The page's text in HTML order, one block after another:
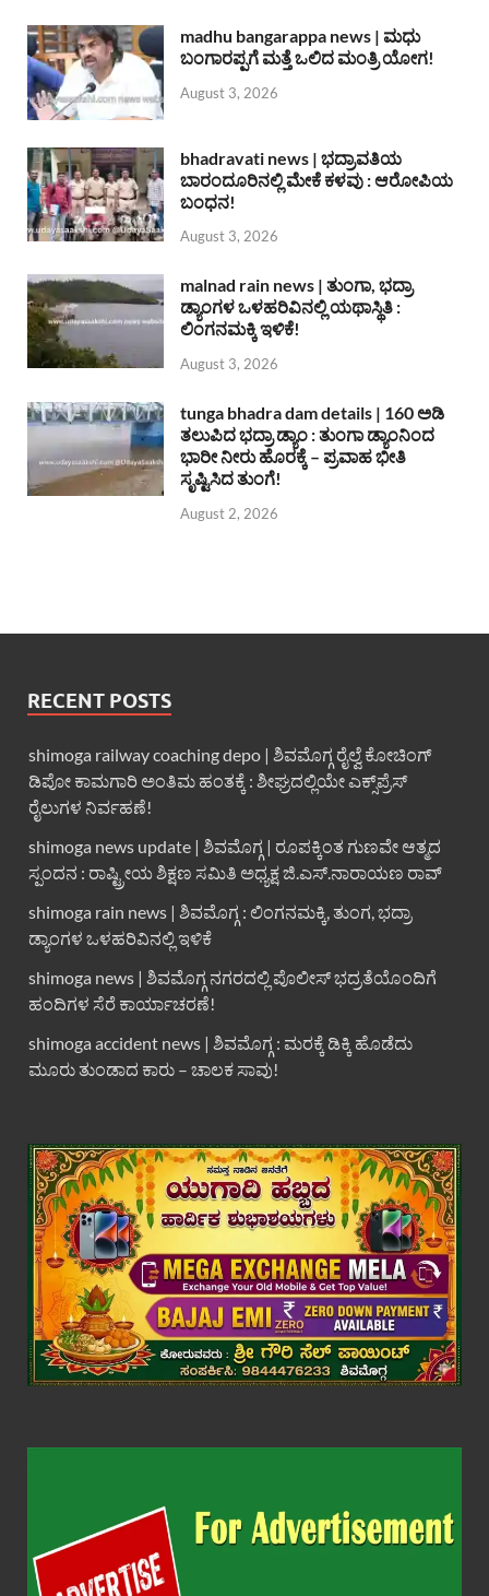
madhu bangarappa news | ಮಧು
ಬಂಗಾರಪ್ಪಗೆ ಮತ್ತೆ ಒಲಿದ ಮಂತ್ರಿ ಯೋಗ!
August 3, 2026
bhadravati news | ಭದ್ರಾವತಿಯ
ಬಾರಂದೂರಿನಲ್ಲಿ ಮೇಕೆ ಕಳವು : ಆರೋಪಿಯ
ಬಂಧನ!
August 3, 2026
malnad rain news | ತುಂಗಾ, ಭದ್ರಾ
ಡ್ಯಾಂಗಳ ಒಳಹರಿವಿನಲ್ಲಿ ಯಥಾಸ್ಥಿತಿ :
ಲಿಂಗನಮಕ್ಕಿ ಇಳಿಕೆ!
August 3, 2026
tunga bhadra dam details | 160 ಅಡಿ
ತಲುಪಿದ ಭದ್ರಾ ಡ್ಯಾಂ : ತುಂಗಾ ಡ್ಯಾಂನಿಂದ
ಭಾರೀ ನೀರು ಹೊರಕ್ಕೆ – ಪ್ರವಾಹ ಭೀತಿ
ಸೃಷ್ಟಿಸಿದ ತುಂಗೆ!
August 2, 2026
RECENT POSTS
shimoga railway coaching depo | ಶಿವಮೊಗ್ಗ ರೈಲ್ವೆ ಕೋಚಿಂಗ್
ಡಿಪೋ ಕಾಮಗಾರಿ ಅಂತಿಮ ಹಂತಕ್ಕೆ : ಶೀಘ್ರದಲ್ಲಿಯೇ ಎಕ್ಸ್‌ಪ್ರೆಸ್
ರೈಲುಗಳ ನಿರ್ವಹಣೆ!
shimoga news update | ಶಿವಮೊಗ್ಗ | ರೂಪಕ್ಕಿಂತ ಗುಣವೇ ಆತ್ಮದ
ಸ್ಪಂದನ : ರಾಷ್ಟ್ರೀಯ ಶಿಕ್ಷಣ ಸಮಿತಿ ಅಧ್ಯಕ್ಷ ಜಿ.ಎಸ್.ನಾರಾಯಣ ರಾವ್
shimoga rain news | ಶಿವಮೊಗ್ಗ : ಲಿಂಗನಮಕ್ಕಿ, ತುಂಗ, ಭದ್ರಾ
ಡ್ಯಾಂಗಳ ಒಳಹರಿವಿನಲ್ಲಿ ಇಳಿಕೆ
shimoga news | ಶಿವಮೊಗ್ಗ ನಗರದಲ್ಲಿ ಪೊಲೀಸ್ ಭದ್ರತೆಯೊಂದಿಗೆ
ಹಂದಿಗಳ ಸೆರೆ ಕಾರ್ಯಾಚರಣೆ!
shimoga accident news | ಶಿವಮೊಗ್ಗ : ಮರಕ್ಕೆ ಡಿಕ್ಕಿ ಹೊಡೆದು
ಮೂರು ತುಂಡಾದ ಕಾರು – ಚಾಲಕ ಸಾವು!